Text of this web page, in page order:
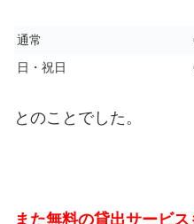
通常
日・祝日
とのことでした。
また無料の貸出サービス